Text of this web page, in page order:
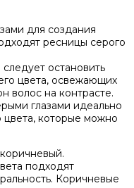
для создания
ресницы серого
остановить
цвета, освежающих
волос на контрасте.
глазами идеально
цвета, которые можно
подходят
Коричневые